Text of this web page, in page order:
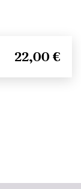
22,00 €